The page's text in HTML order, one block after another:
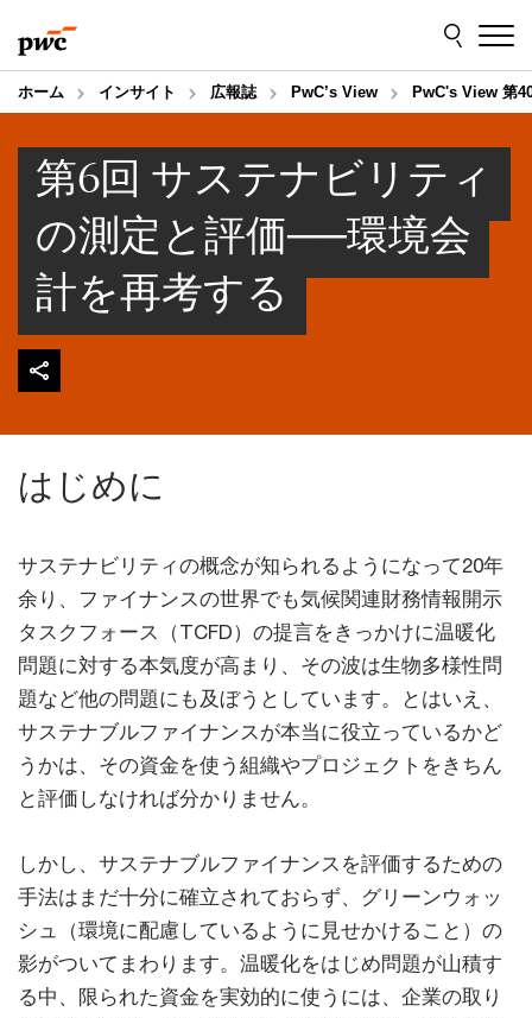
to
content
to
footer
ホーム インサイト 広報誌 PwC’s View PwC's View 第
第6回 サステナビリティ
の測定と評価──環境会
計を再考する
はじめに
サステナビリティの概念が知られるようになって20年
余り、ファイナンスの世界でも気候関連財務情報開示
タスクフォース（TCFD）の提言をきっかけに温暖化
問題に対する本気度が高まり、その波は生物多様性問
題など他の問題にも及ぼうとしています。とはいえ、
サステナブルファイナンスが本当に役立っているかど
うかは、その資金を使う組織やプロジェクトをきちん
と評価しなければ分かりません。
しかし、サステナブルファイナンスを評価するための
手法はまだ十分に確立されておらず、グリーンウォッ
シュ（環境に配慮しているように見せかけること）の
影がついてまわります。温暖化をはじめ問題が山積す
る中、限られた資金を実効的に使うには、企業の取り